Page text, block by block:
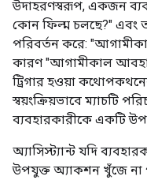
উদাহরণস্বরূপ, একজন
কোন ফিল্ম চলছে?" এবং
পরিবর্তন করে:
কারণ "আগামীকাল
ট্রিগার হওয়া
স্বয়ংক্রিয়ভাবে ম্যাচটি
ব্যবহারকারীকে একটি
অ্যাসিস্ট্যান্ট যদি
উপযুক্ত অ্যাকশন খুঁজে না